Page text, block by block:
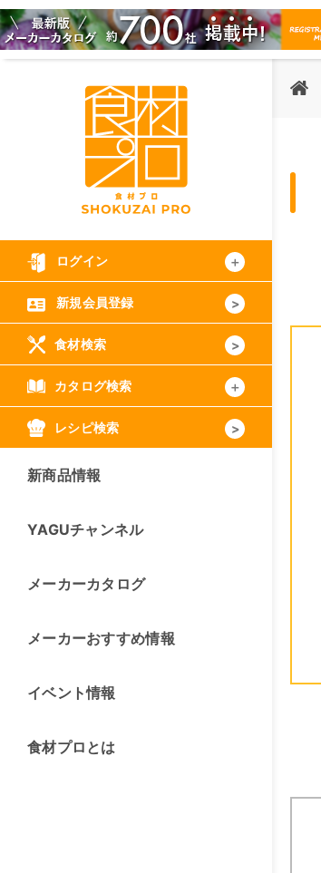
ログイン
新規会員登録
食材検索
カタログ検索
レシピ検索
新商品情報
YAGUチャンネル
メーカーカタログ
メーカーおすすめ情報
イベント情報
食材プロとは